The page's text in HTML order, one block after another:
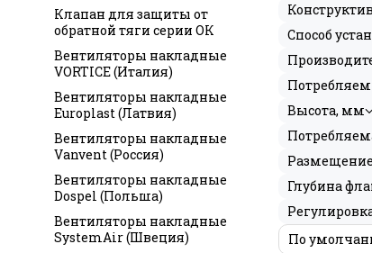
Способ
Высота, мм
Размещение
Глубина
Клапан для защиты от
обратной тяги серии ОК
Вентиляторы накладные
VORTICE (Италия)
Вентиляторы накладные
Europlast (Латвия)
Вентиляторы накладные
Vanvent (Россия)
Вентиляторы накладные
Dospel (Польша)
Вентиляторы накладные
SystemAir (Швеция)